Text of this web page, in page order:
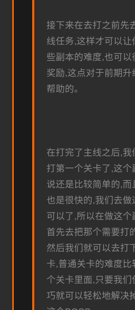
接下来在去打之前先
线任务,这样才可以让
些副本的难度,也可以
奖励,这点对于前期升
帮助的。
在打完了主线之后,我
打第一个关卡了,这个
说还是比较简单的,而
也是很快的,我们去做
可以了,所以在做这个
首先去把那个需要打
然后我们就可以去打
卡,普通关卡的难度比
个关卡里面,只要我们
巧就可以轻松地解决